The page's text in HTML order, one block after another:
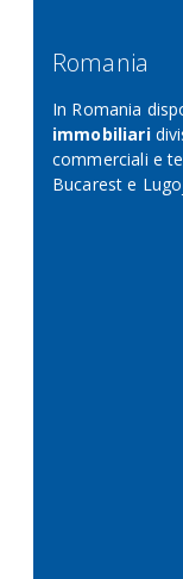
Romania
In Romania
immobiliari
commerciali e
Bucarest e